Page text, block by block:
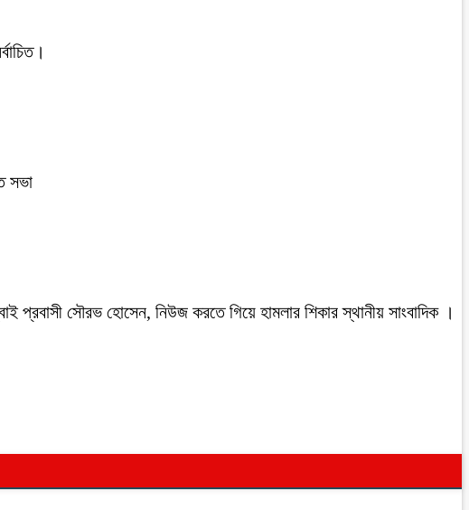
সভা
প্রবাসী সৌরভ হোসেন, নিউজ করতে গিয়ে হামলার শিকার স্থানীয় সাংবাদিক ।